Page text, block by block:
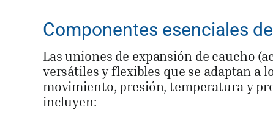
Componentes esenciales
Las uniones de expansión de caucho
versátiles y flexibles que se adaptan a
movimiento, presión, temperatura y
incluyen: